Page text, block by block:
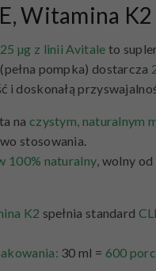
Witamina K2
µg z linii Avitale to
pompka) dostarcza
i doskonałą
na czystym, naturalnym
stosowania.
100% naturalny, wolny
K2 spełnia standard
30 ml = 600